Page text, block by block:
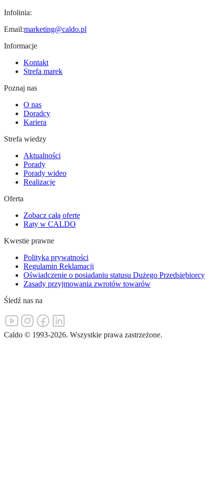
Infolinia:
Email:marketing@caldo.pl
Informacje
Kontakt
Strefa marek
Poznaj nas
O nas
Doradcy
Kariera
Strefa wiedzy
Aktualności
Porady
Porady wideo
Realizacje
Oferta
Zobacz całą ofertę
Raty w CALDO
Kwestie prawne
Polityka prywatności
Regulamin Reklamacji
Oświadczenie o posiadaniu statusu Dużego Przedsiębiorcy
Zasady przyjmowania zwrotów towarów
Śledź nas na
Caldo © 1993-2026. Wszystkie prawa zastrzeżone.